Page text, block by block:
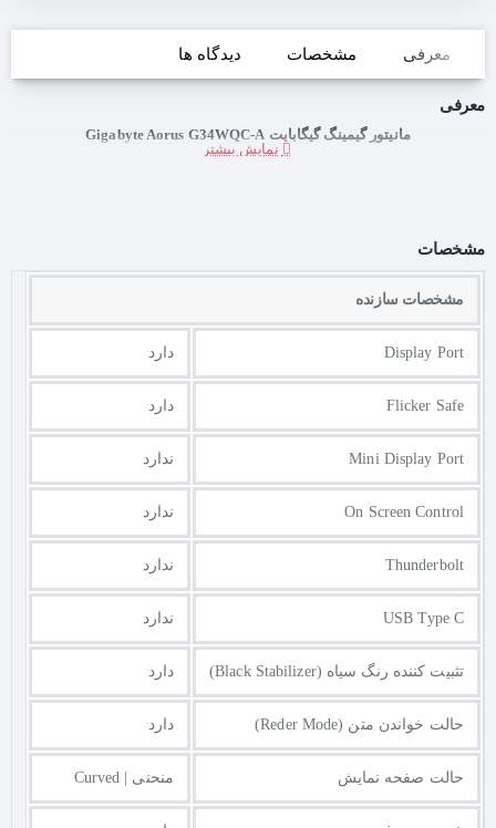
معرفی مشخصات دیدگاه ها
معرفی
مانیتور گیمینگ گیگابایت Gigabyte Aorus G34WQC-A
مشخصات
مشخصات سازنده
Display Port دارد
Flicker Safe دارد
Mini Display Port ندارد
On Screen Control ندارد
Thunderbolt ندارد
USB Type C ندارد
تثبیت کننده رنگ سیاه (Black Stabilizer) دارد
حالت خواندن متن (Reder Mode) دارد
حالت صفحه نمایش منحنی | Curved